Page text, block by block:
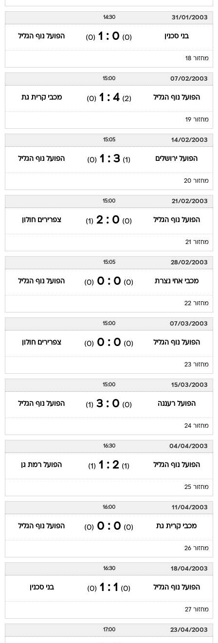
31/01/2003
14:30
בני סכנין (0)
0 : 1
(0) הפועל נוף הגליל
מחזור 18
07/02/2003
15:00
הפועל נוף הגליל (2)
4 : 1
(0) מכבי קרית גת
מחזור 19
14/02/2003
15:05
הפועל ירושלים (1)
3 : 1
(0) הפועל נוף הגליל
מחזור 20
21/02/2003
15:00
הפועל נוף הגליל (0)
0 : 2
(1) צפרירים חולון
מחזור 21
28/02/2003
15:05
מכבי אחי נצרת (0)
0 : 0
(0) הפועל נוף הגליל
מחזור 22
07/03/2003
15:00
הפועל נוף הגליל (0)
0 : 0
(0) צפרירים חולון
מחזור 23
15/03/2003
15:00
הפועל רעננה (0)
0 : 3
(1) הפועל נוף הגליל
מחזור 24
04/04/2003
16:30
הפועל נוף הגליל (1)
2 : 1
(1) הפועל רמת גן
מחזור 25
11/04/2003
16:00
מכבי קרית גת (0)
0 : 0
(0) הפועל נוף הגליל
מחזור 26
18/04/2003
16:30
הפועל נוף הגליל (0)
1 : 1
(0) בני סכנין
מחזור 27
23/04/2003
17:00